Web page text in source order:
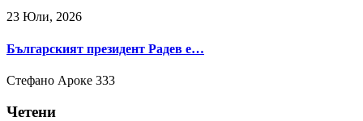
23 Юли, 2026
Българският президент Радев е…
Стефано Ароке 333
Четени